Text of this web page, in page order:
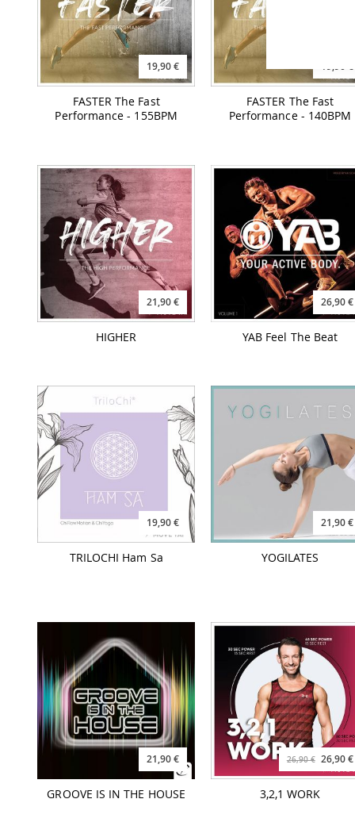
19,90 €
FASTER The Fast
Performance - 155BPM
19,90 €
FASTER The Fast
Performance - 140BPM
21,90 €
HIGHER
26,90 €
YAB Feel The Beat
19,90 €
TRILOCHI Ham Sa
21,90 €
YOGILATES
21,90 €
GROOVE IS IN THE HOUSE
26,90 € 26,90 €
3,2,1 WORK